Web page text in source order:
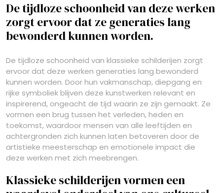
De tijdloze schoonheid van deze werken
zorgt ervoor dat ze generaties lang
bewonderd kunnen worden.
De tijdloze schoonheid van klassieke schilderijen zorgt
ervoor dat deze werken generaties lang bewonderd
kunnen worden. Door hun vakmanschap, diepgang en
rijke symboliek blijven deze kunstwerken relevant en
inspirerend, ongeacht de tijd waarin ze zijn gemaakt. Ze
vormen een brug tussen het verleden, heden en
toekomst, waardoor mensen van alle leeftijden en
achtergronden zich kunnen laten betoveren door de
artistieke meesterschap en emotionele impact die
deze werken met zich meebrengen.
Klassieke schilderijen vormen een